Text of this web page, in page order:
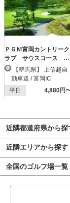
ＰＧＭ富岡カントリーク
ラブ サウスコース
【ＰＧＭ】
動車道 / 富岡IC
平日
4,880円
近隣都道府県から探
近隣エリアから探す
全国のゴルフ場一覧